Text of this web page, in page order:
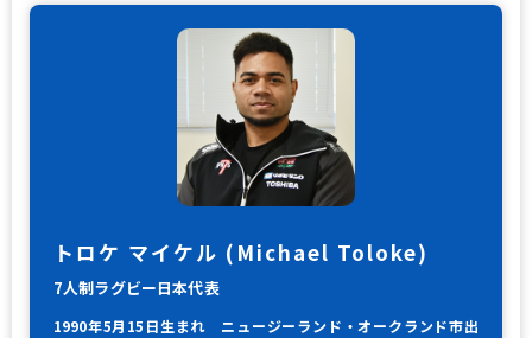
トロケ マイケル (Michael Toloke)
7人制ラグビー日本代表
1990年5月15日生まれ ニュージーランド・オークランド市出